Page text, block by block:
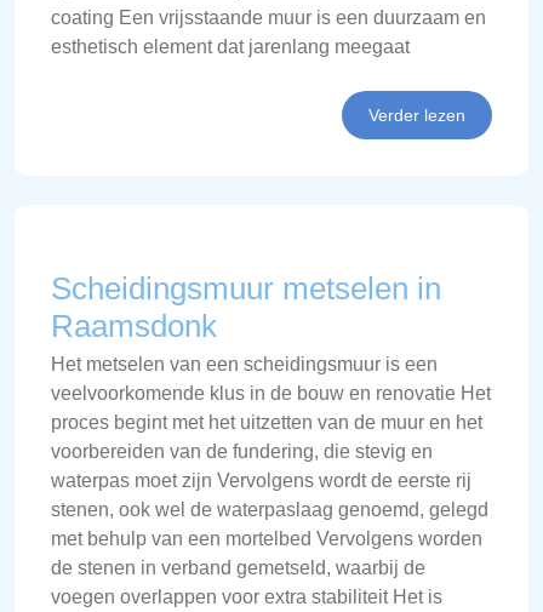
coating Een vrijsstaande muur is een duurzaam en
esthetisch element dat jarenlang meegaat
Verder lezen
Scheidingsmuur metselen in
Raamsdonk
Het metselen van een scheidingsmuur is een
veelvoorkomende klus in de bouw en renovatie Het
proces begint met het uitzetten van de muur en het
voorbereiden van de fundering, die stevig en
waterpas moet zijn Vervolgens wordt de eerste rij
stenen, ook wel de waterpaslaag genoemd, gelegd
met behulp van een mortelbed Vervolgens worden
de stenen in verband gemetseld, waarbij de
voegen overlappen voor extra stabiliteit Het is